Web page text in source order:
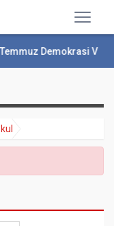
Demokrasi Ve...